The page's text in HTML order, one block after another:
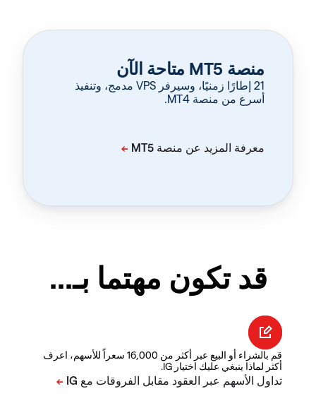
منصة MT5 متاحة الآن
‏21 إطارًا زمنيًا، وسيرفر VPS مدمج، وتنفيذ
أسرع من منصة MT4.
قد تكون مهتما بـ...
قم بالشراء أو البيع عبر أكثر من 16,000 سعراً للأسهم، اعرف
أكثر لماذا ينبغي عليك اختيار IG.